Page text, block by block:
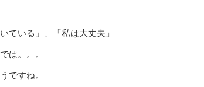
ている」、「私は大丈夫」
は。。。
ですね。